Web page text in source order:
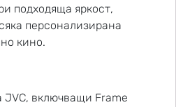
подходяща яркост,
персонализирана
кино.
JVC, включващи Frame